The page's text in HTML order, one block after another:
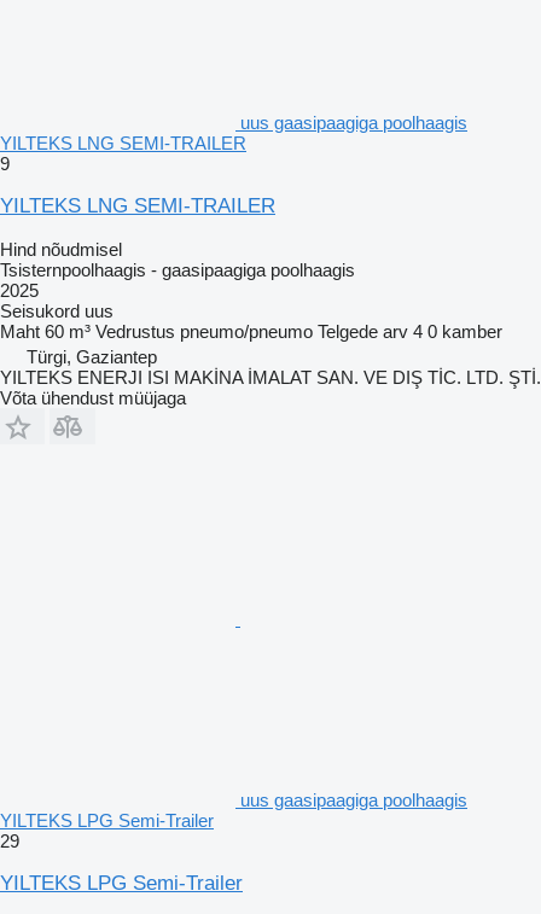
uus gaasipaagiga poolhaagis
YILTEKS LNG SEMI-TRAILER
9
YILTEKS LNG SEMI-TRAILER
Hind nõudmisel
Tsisternpoolhaagis - gaasipaagiga poolhaagis
2025
Seisukord uus
Maht 60 m³ Vedrustus pneumo/pneumo Telgede arv 4 0 kamber
Türgi, Gaziantep
YILTEKS ENERJI ISI MAKİNA İMALAT SAN. VE DIŞ TİC. LTD. ŞTİ.
Võta ühendust müüjaga
uus gaasipaagiga poolhaagis
YILTEKS LPG Semi-Trailer
29
YILTEKS LPG Semi-Trailer